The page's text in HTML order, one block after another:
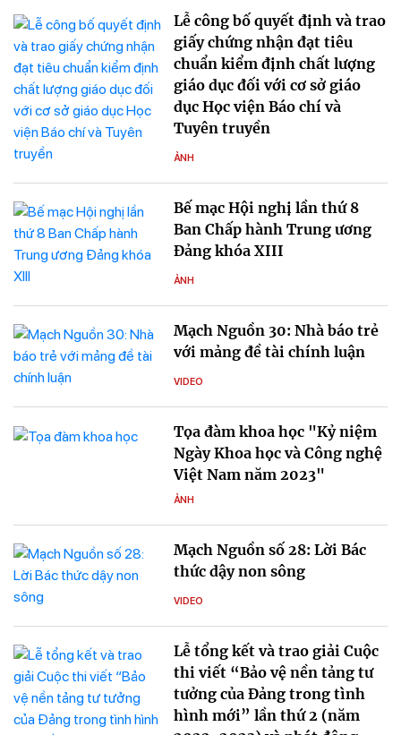
Lễ công bố quyết định và trao
giấy chứng nhận đạt tiêu
chuẩn kiểm định chất lượng
giáo dục đối với cơ sở giáo
dục Học viện Báo chí và
Tuyên truyền
ẢNH
Bế mạc Hội nghị lần thứ 8
Ban Chấp hành Trung ương
Đảng khóa XIII
ẢNH
Mạch Nguồn 30: Nhà báo trẻ
với mảng đề tài chính luận
VIDEO
Tọa đàm khoa học "Kỷ niệm
Ngày Khoa học và Công nghệ
Việt Nam năm 2023"
ẢNH
Mạch Nguồn số 28: Lời Bác
thức dậy non sông
VIDEO
Lễ tổng kết và trao giải Cuộc
thi viết “Bảo vệ nền tảng tư
tưởng của Đảng trong tình
hình mới” lần thứ 2 (năm